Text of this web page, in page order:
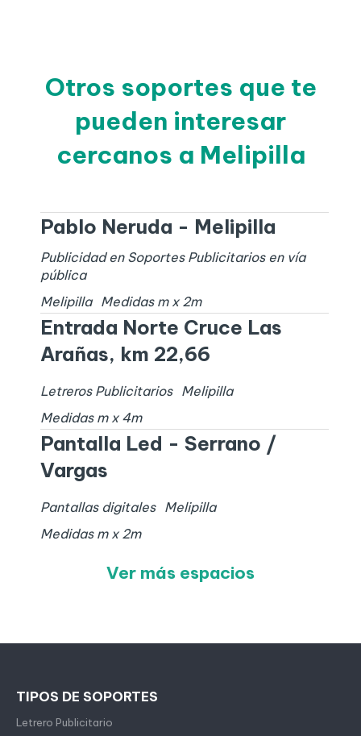
Otros soportes que te
pueden interesar
cercanos a Melipilla
Pablo Neruda - Melipilla
Publicidad en Soportes Publicitarios en vía
pública
Melipilla
Medidas m x 2m
Entrada Norte Cruce Las
Arañas, km 22,66
Letreros Publicitarios
Melipilla
Medidas m x 4m
Pantalla Led - Serrano /
Vargas
Pantallas digitales
Melipilla
Medidas m x 2m
Ver más espacios
TIPOS DE SOPORTES
Letrero Publicitario